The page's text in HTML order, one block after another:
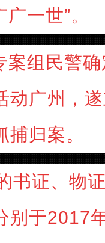
一世”。
组民警确
动广州，
归案。
证、物证
别于2017